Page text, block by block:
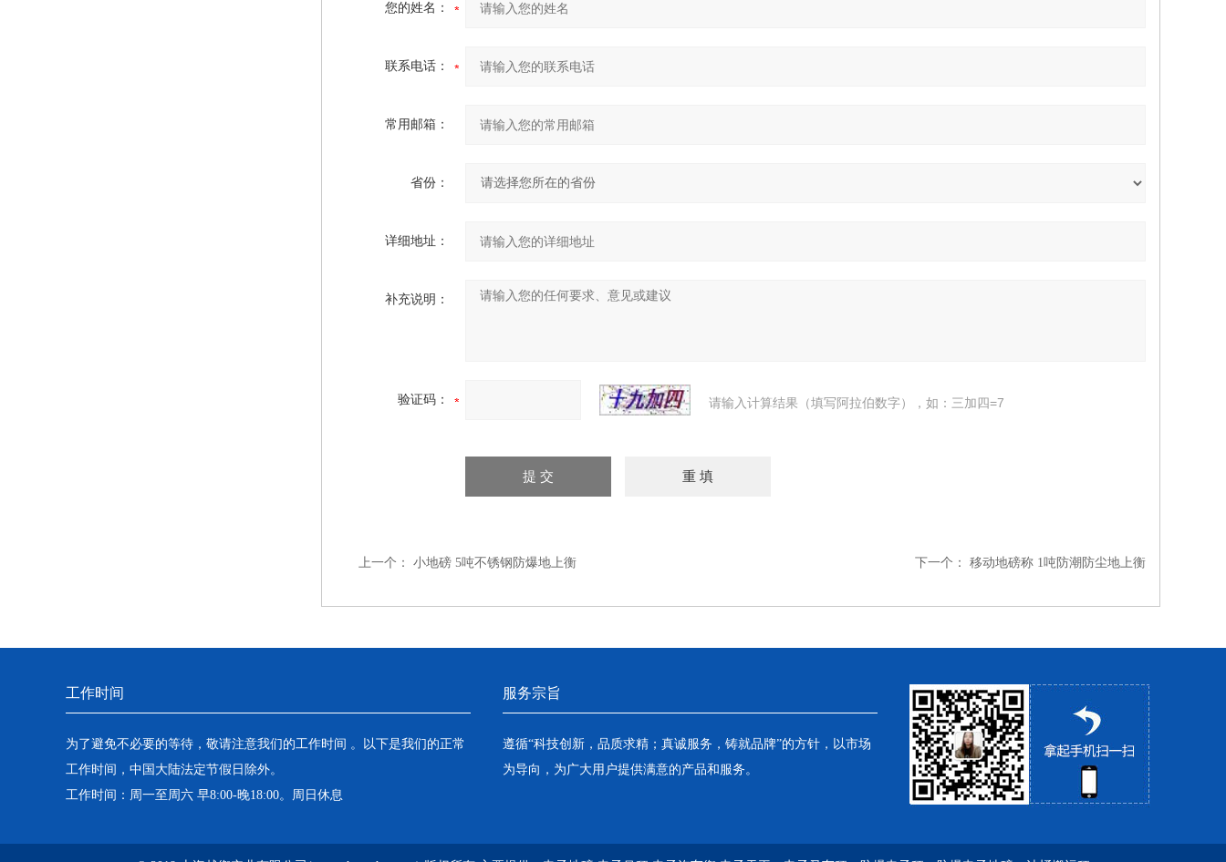
您的姓名：
联系电话：
常用邮箱：
省份：
详细地址：
补充说明：
验证码： 请输入计算结果（填写阿拉伯数字），如：三加四=7
上一个： 小地磅 5吨不锈钢防爆地上衡 下一个： 移动地磅称 1吨防潮防尘地上衡
工作时间
为了避免不必要的等待，敬请注意我们的工作时间 。以下是我们的正常
工作时间，中国大陆法定节假日除外。
工作时间：周一至周六 早8:00-晚18:00。周日休息
服务宗旨
遵循“科技创新，品质求精；真诚服务，铸就品牌”的方针，以市场
为导向，为广大用户提供满意的产品和服务。